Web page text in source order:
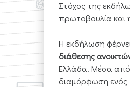
Στόχος της
πρωτοβουλία και
Η εκδήλωση
διάθεσης
Ελλάδα. Μέσα από
διαμόρφωση ενός